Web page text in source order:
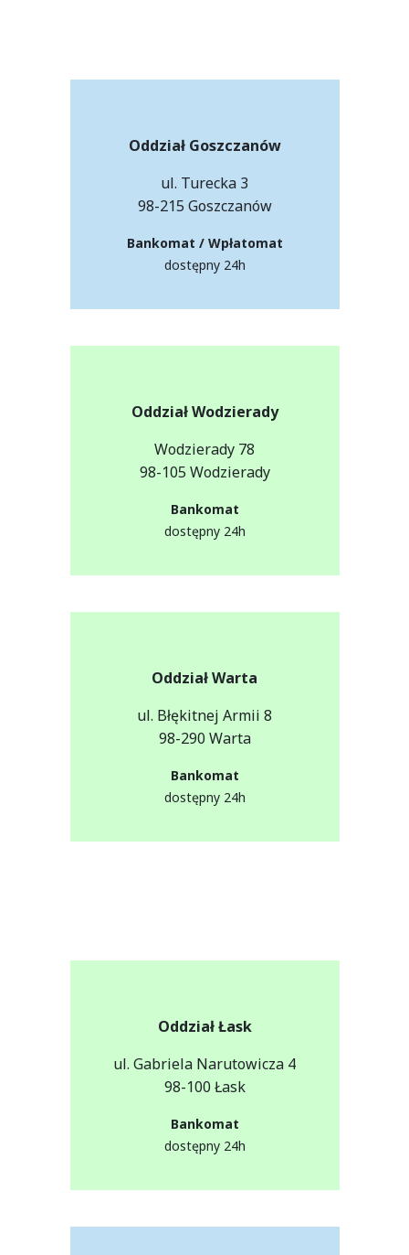
Oddział Goszczanów
ul. Turecka 3
98-215 Goszczanów
Bankomat / Wpłatomat
dostępny 24h
Oddział Wodzierady
Wodzierady 78
98-105 Wodzierady
Bankomat
dostępny 24h
Oddział Warta
ul. Błękitnej Armii 8
98-290 Warta
Bankomat
dostępny 24h
Oddział Łask
ul. Gabriela Narutowicza 4
98-100 Łask
Bankomat
dostępny 24h